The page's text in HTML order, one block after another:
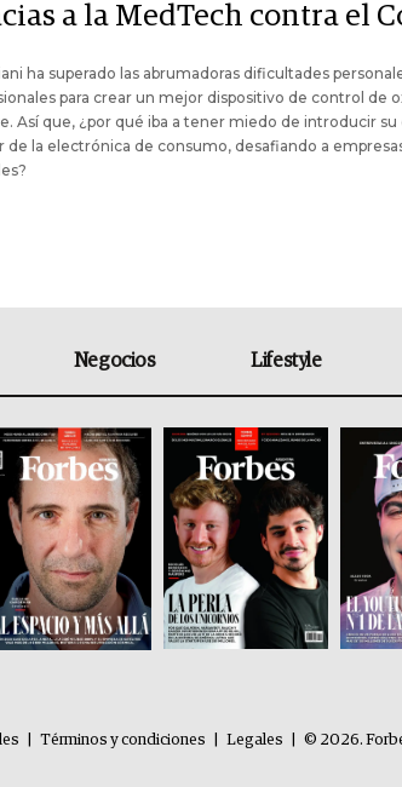
a la MedTech contra el
ha superado las abrumadoras dificultades
para crear un mejor dispositivo de control de
Así que, ¿por qué iba a tener miedo de introducir su
de la electrónica de consumo, desafiando a
Negocios Lifestyle
Términos y condiciones Legales
© 2026.